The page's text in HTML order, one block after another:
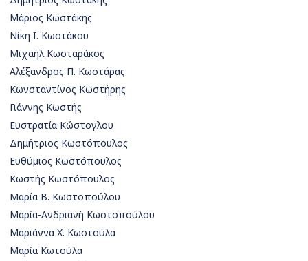
Μάριος Κωστάκης
Νίκη Ι. Κωστάκου
Μιχαήλ Κωσταράκος
Αλέξανδρος Π. Κωστάρας
Κωνσταντίνος Κωστήρης
Γιάννης Κωστής
Ευστρατία Κώστογλου
Δημήτριος Κωστόπουλος
Ευθύμιος Κωστόπουλος
Κωστής Κωστόπουλος
Μαρία Β. Κωστοπούλου
Μαρία-Ανδριανή Κωστοπούλου
Μαριάννα Χ. Κωστούλα
Μαρία Κωτούλα